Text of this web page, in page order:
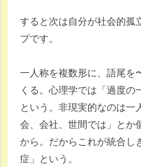
すると次は自分が社会的孤
プです。
一人称を複数形に、語尾を
くる。心理学では「過度
という。非現実的なのは一
会、会社、世間では」とか
から。だからこれが統合し
症」という。